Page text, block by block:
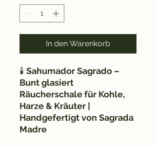
In den Warenkorb
🕯️ Sahumador Sagrado –
Bunt glasiert
Räucherschale für Kohle,
Harze & Kräuter |
Handgefertigt von Sagrada
Madre